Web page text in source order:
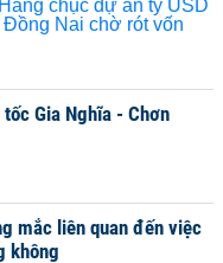
Gia Nghĩa - Chơn
mắc liên quan đến việc
không